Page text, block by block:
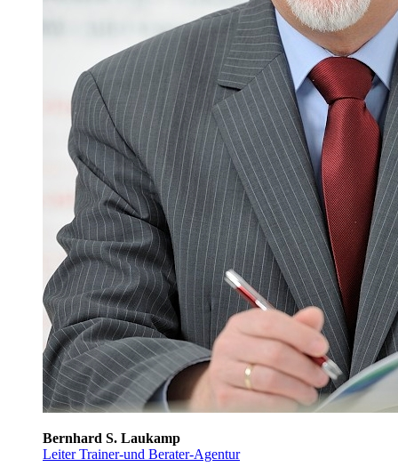
Bernhard S. Laukamp
Leiter Trainer-und Berater-Agentur